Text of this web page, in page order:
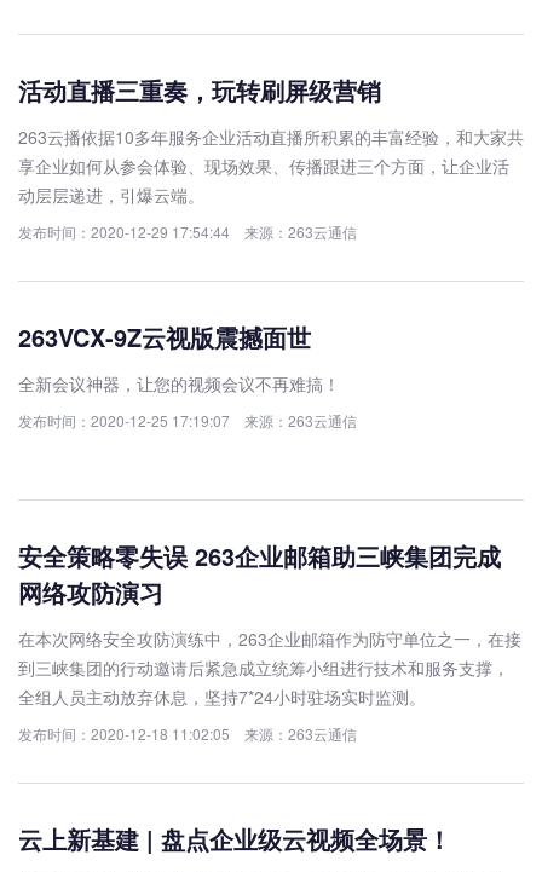
活动直播三重奏，玩转刷屏级营销
263云播依据10多年服务企业活动直播所积累的丰富经验，和大家共
享企业如何从参会体验、现场效果、传播跟进三个方面，让企业活
动层层递进，引爆云端。
发布时间：2020-12-29 17:54:44 来源：263云通信
263VCX-9Z云视版震撼面世
全新会议神器，让您的视频会议不再难搞！
发布时间：2020-12-25 17:19:07 来源：263云通信
安全策略零失误 263企业邮箱助三峡集团完成
网络攻防演习
在本次网络安全攻防演练中，263企业邮箱作为防守单位之一，在接
到三峡集团的行动邀请后紧急成立统筹小组进行技术和服务支撑，
全组人员主动放弃休息，坚持7*24小时驻场实时监测。
发布时间：2020-12-18 11:02:05 来源：263云通信
云上新基建 | 盘点企业级云视频全场景！